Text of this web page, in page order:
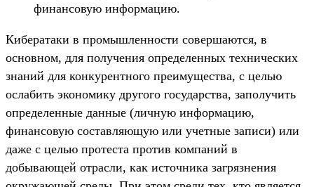
финансовую информацию.
Кибератаки в промышленности совершаются, в
основном, для получения определенных технических
знаний для конкурентного преимущества, с целью
ослабить экономику другого государства, заполучить
определенные данные (личную информацию,
финансовую составляющую или учетные записи) или
даже с целью протеста против компаний в
добывающей отрасли, как источника загрязнения